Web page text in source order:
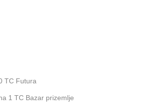
TC Futura
1 TC Bazar prizemlje